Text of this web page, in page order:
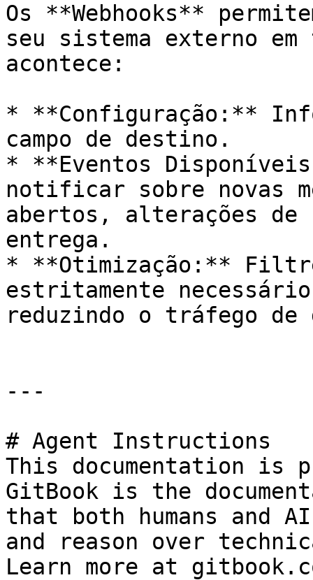
Os **Webhooks**
seu sistema externo
acontece:
* **Configuração:**
campo de destino.
* **Eventos
notificar sobre novas
abertos, alterações de
entrega.
* **Otimização:** Filtre
estritamente
reduzindo o tráfego de
---
# Agent Instructions
This documentation is
GitBook is the
that both humans and
and reason over
Learn more at